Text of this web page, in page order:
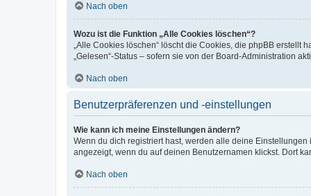
Nach oben
Wozu ist die Funktion „Alle Cookies löschen“?
„Alle Cookies löschen“ löscht die Cookies, die phpBB erstellt
„Gelesen“-Status – sofern sie von der Board-Administration
Nach oben
Benutzerpräferenzen und -einstellungen
Wie kann ich meine Einstellungen ändern?
Wenn du dich registriert hast, werden alle deine
angezeigt, wenn du auf deinen Benutzernamen klickst. Dort
Nach oben